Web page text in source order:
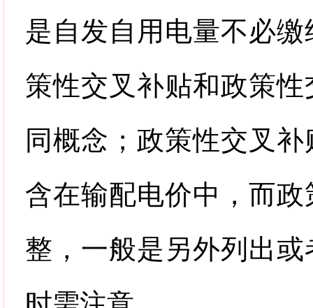
是自发自用电量不必
策性交叉补贴和政策
同概念；政策性交叉
含在输配电价中，而
整，一般是另外列出